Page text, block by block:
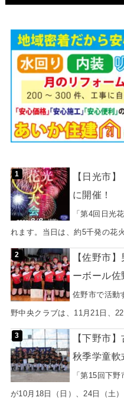
【日光市
に開催！
「第4回日光
れます。当日は、約5千発の花
【佐野市
ーボール佐
佐野市で活動
野中央クラブは、11月21日、
【下野市
秋季学童軟
「第15回下
が10月18日（日）、24日（土